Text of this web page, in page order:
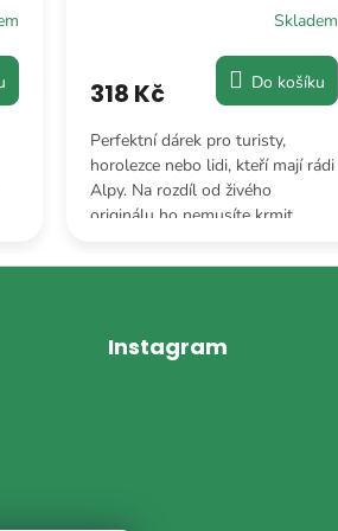
Skladem
318 Kč Do košíku
Perfektní dárek pro turisty,
horolezce nebo lidi, kteří mají rádi
Alpy. Na rozdíl od živého
originálu ho nemusíte krmit
vaší výbavě.
Instagram